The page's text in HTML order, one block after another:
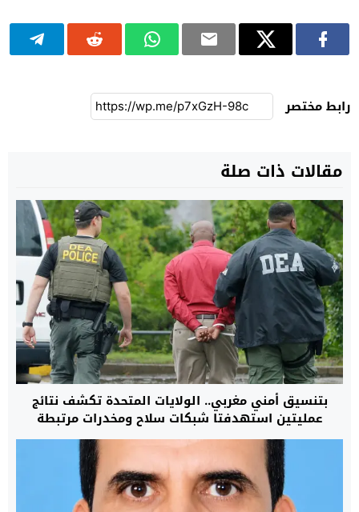
رابط مختصر
مقالات ذات صلة
بتنسيق أمني مغربي.. الولايات المتحدة تكشف نتائج
عمليتين استهدفتا شبكات سلاح ومخدرات مرتبطة
بكارتلات ومنظمات مصنفة إرهابية